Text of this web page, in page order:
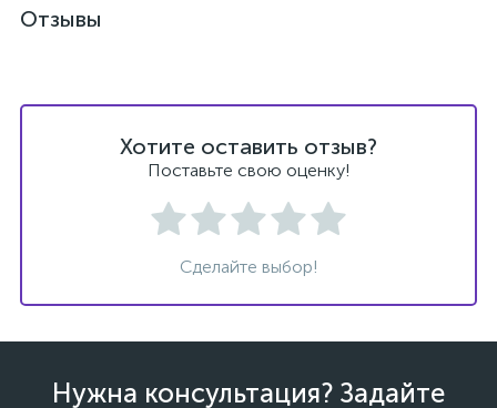
Отзывы
Хотите оставить отзыв?
Поставьте свою оценку!
Сделайте выбор!
Нужна консультация? Задайте